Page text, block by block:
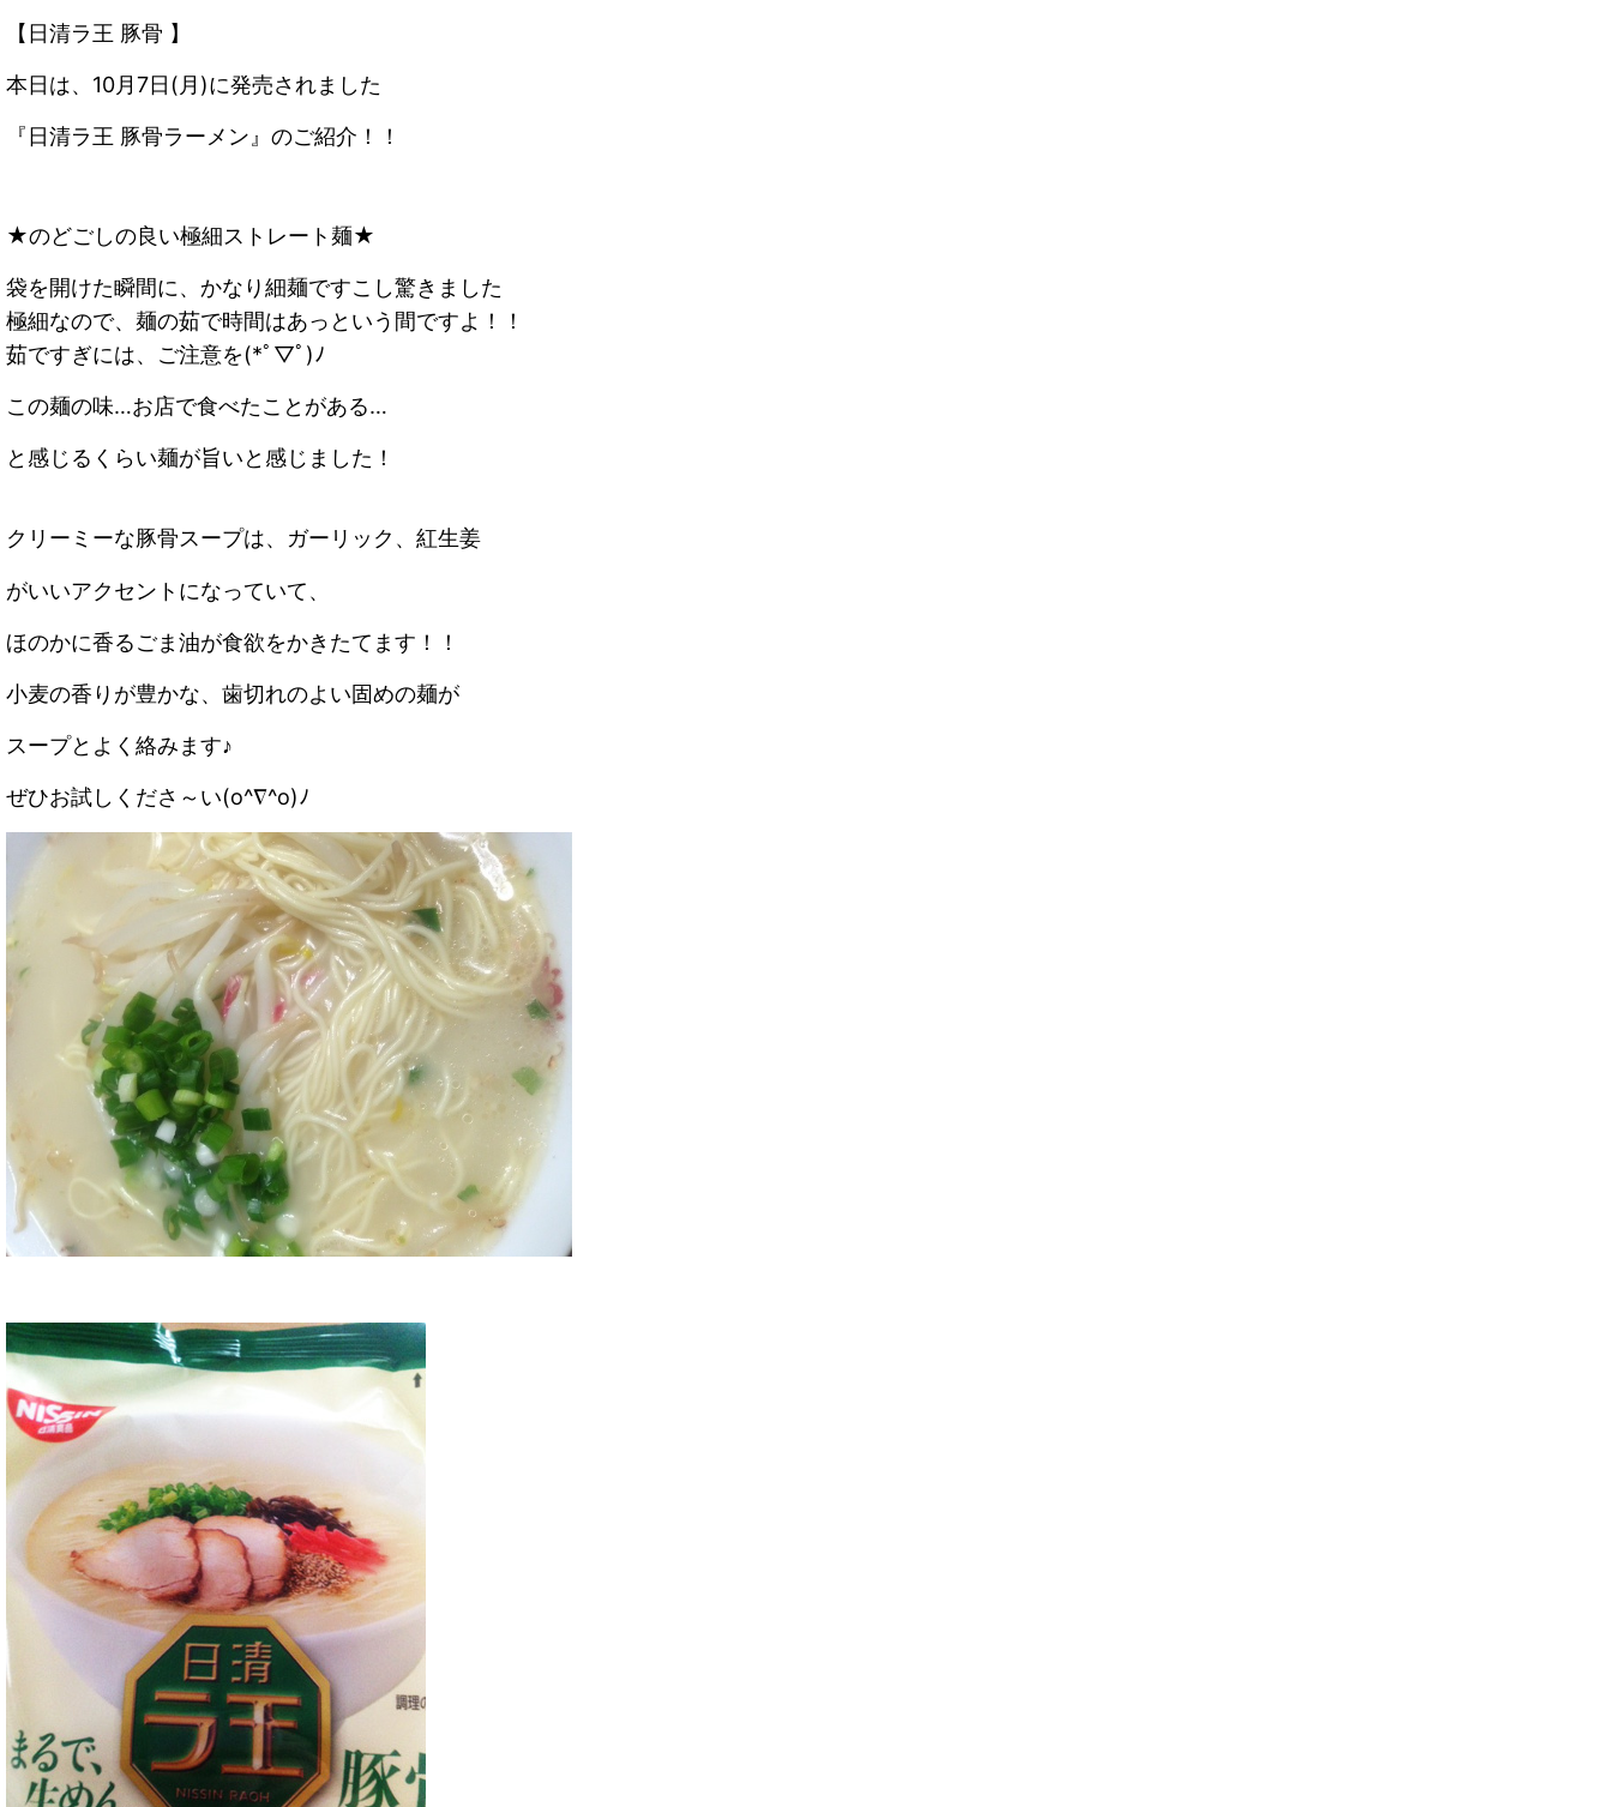
【日清ラ王 豚骨 】
本日は、10月7日(月)に発売されました
『日清ラ王 豚骨ラーメン』のご紹介！！
★のどごしの良い極細ストレート麺★
袋を開けた瞬間に、かなり細麺ですこし驚きました
極細なので、麺の茹で時間はあっという間ですよ！！
茹ですぎには、ご注意を(*ﾟ▽ﾟ)ﾉ
この麺の味…お店で食べたことがある…
と感じるくらい麺が旨いと感じました！
クリーミーな豚骨スープは、ガーリック、紅生姜
がいいアクセントになっていて、
ほのかに香るごま油が食欲をかきたてます！！
小麦の香りが豊かな、歯切れのよい固めの麺が
スープとよく絡みます♪
ぜひお試しくださ～い(o^∇^o)ﾉ